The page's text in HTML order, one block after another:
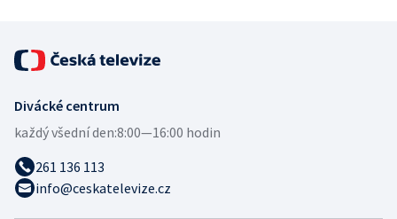
Divácké centrum
každý všední den:8:00—16:00 hodin
261 136 113
info@ceskatelevize.cz